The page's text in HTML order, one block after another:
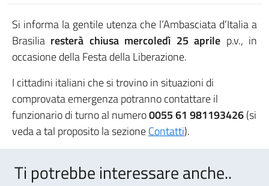
Si informa la gentile utenza che l’Ambasciata d’Italia a
Brasilia resterà chiusa mercoledì 25 aprile p.v., in
occasione della Festa della Liberazione.
I cittadini italiani che si trovino in situazioni di
comprovata emergenza potranno contattare il
funzionario di turno al numero0055 61 981193426(si
veda a tal proposito la sezioneContatti).
Ti potrebbe interessare anche..